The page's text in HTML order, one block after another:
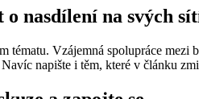
nasdílení na svých
tématu. Vzájemná spolupráce
napište i těm, které v článku